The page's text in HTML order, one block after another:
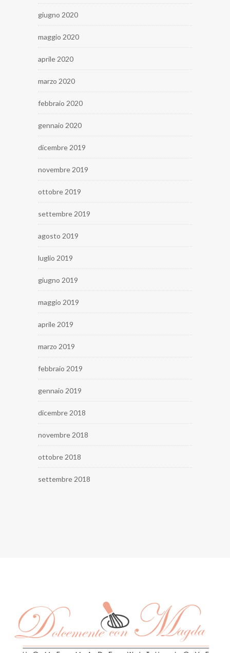
giugno 2020
maggio 2020
aprile 2020
marzo 2020
febbraio 2020
gennaio 2020
dicembre 2019
novembre 2019
ottobre 2019
settembre 2019
agosto 2019
luglio 2019
giugno 2019
maggio 2019
aprile 2019
marzo 2019
febbraio 2019
gennaio 2019
dicembre 2018
novembre 2018
ottobre 2018
settembre 2018